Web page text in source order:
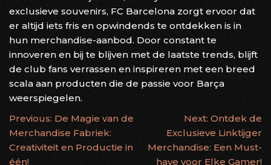
exclusieve souvenirs, FC Barcelona zorgt ervoor dat
er altijd iets fris en opwindends te ontdekken is in
hun merchandise-aanbod. Door constant te
innoveren en bij te blijven met de laatste trends, blijft
de club fans verrassen en inspireren met een breed
scala aan producten die de passie voor Barça
weerspiegelen.
BERICHTNAVIGATIE
Previous: De Magie van de
Merchandise Fabriek:
Creativiteit en Productie in
één!
Next: Ontdek de
Exclusieve Linktijger
Merchandise: Een Must-
have voor Elke Gamer!